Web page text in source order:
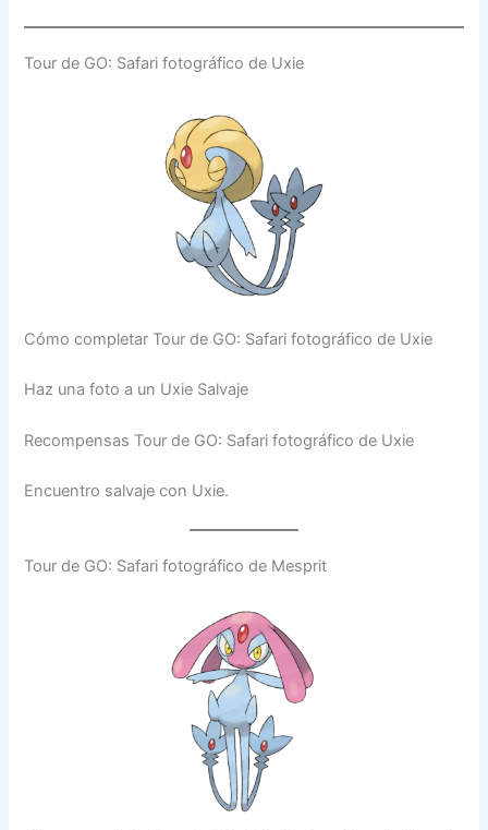
Tour de GO: Safari fotográfico de Uxie
Cómo completar Tour de GO: Safari fotográfico de Uxie
Haz una foto a un Uxie Salvaje
Recompensas Tour de GO: Safari fotográfico de Uxie
Encuentro salvaje con Uxie.
Tour de GO: Safari fotográfico de Mesprit